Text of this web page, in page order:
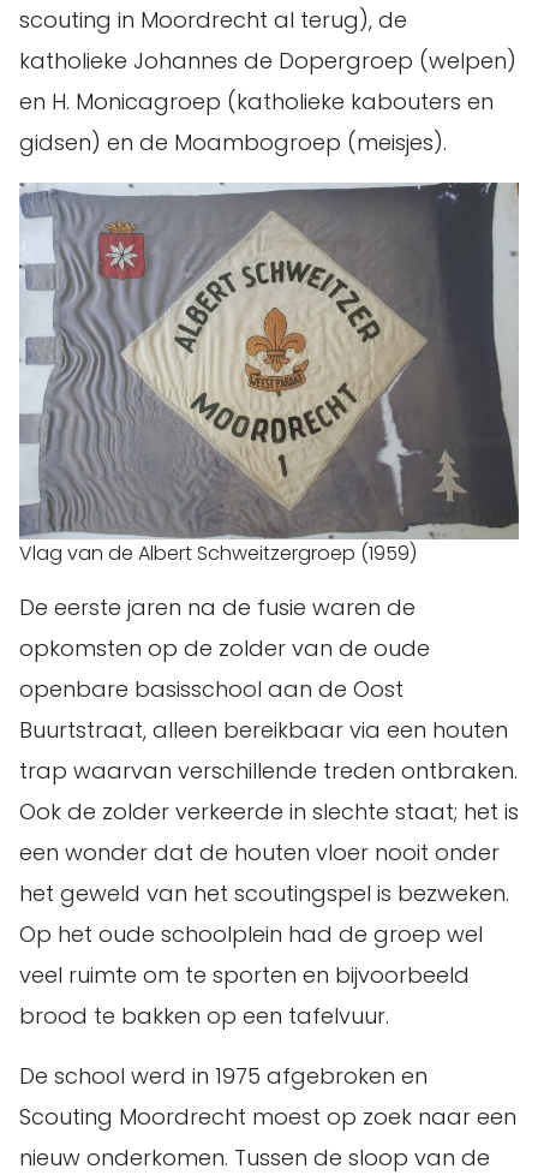
scouting in Moordrecht al terug), de
katholieke Johannes de Dopergroep (welpen)
en H. Monicagroep (katholieke kabouters en
gidsen) en de Moambogroep (meisjes).
Vlag van de Albert Schweitzergroep (1959)
De eerste jaren na de fusie waren de
opkomsten op de zolder van de oude
openbare basisschool aan de Oost
Buurtstraat, alleen bereikbaar via een houten
trap waarvan verschillende treden ontbraken.
Ook de zolder verkeerde in slechte staat; het is
een wonder dat de houten vloer nooit onder
het geweld van het scoutingspel is bezweken.
Op het oude schoolplein had de groep wel
veel ruimte om te sporten en bijvoorbeeld
brood te bakken op een tafelvuur.
De school werd in 1975 afgebroken en
Scouting Moordrecht moest op zoek naar een
nieuw onderkomen. Tussen de sloop van de